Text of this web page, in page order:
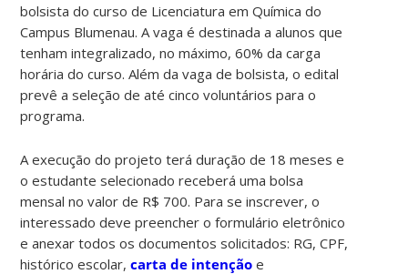
bolsista do curso de Licenciatura em Química do
Campus Blumenau. A vaga é destinada a alunos que
tenham integralizado, no máximo, 60% da carga
horária do curso. Além da vaga de bolsista, o edital
prevê a seleção de até cinco voluntários para o
programa.
A execução do projeto terá duração de 18 meses e
o estudante selecionado receberá uma bolsa
mensal no valor de R$ 700. Para se inscrever, o
interessado deve preencher o formulário eletrônico
e anexar todos os documentos solicitados: RG, CPF,
histórico escolar,carta de intenção e